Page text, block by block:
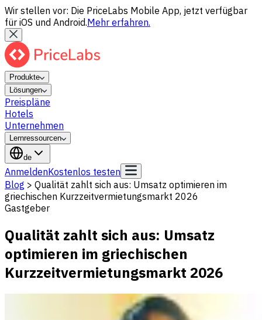
Wir stellen vor: Die PriceLabs Mobile App, jetzt verfügbar
für iOS und Android.Mehr erfahren.
Produkte
Lösungen
Preispläne
Hotels
Unternehmen
Lernressourcen
de
AnmeldenKostenlos testen
Blog > Qualität zahlt sich aus: Umsatz optimieren im
griechischen Kurzzeitvermietungsmarkt 2026
Gastgeber
Qualität zahlt sich aus: Umsatz
optimieren im griechischen
Kurzzeitvermietungsmarkt 2026